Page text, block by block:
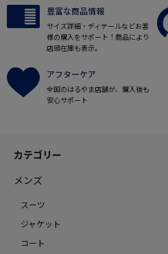
豊富な商品情報
サイズ詳細・ディテールなどお客
様の購入をサポート！商品により
店頭在庫も表示。
アフターケア
全国のはるやま店舗が、購入後も
安心サポート
カテゴリー
メンズ
スーツ
ジャケット
コート